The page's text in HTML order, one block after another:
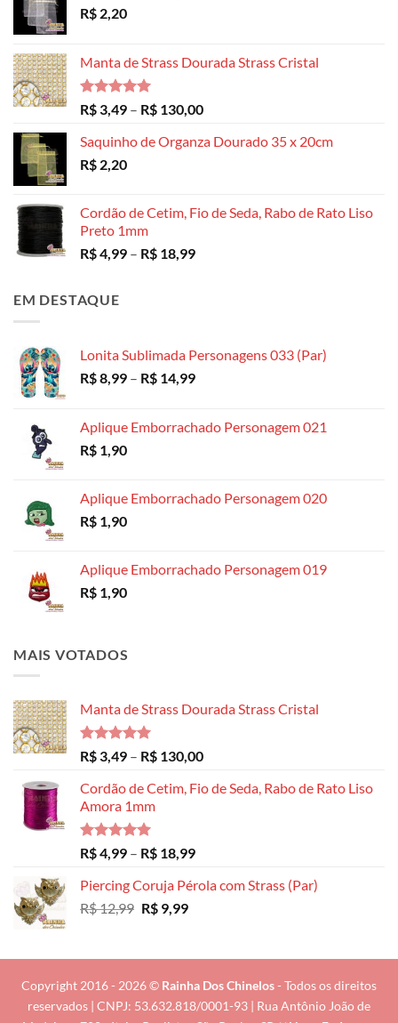
R$ 2,20
Manta de Strass Dourada Strass Cristal
Avaliação
5.00
de 5
R$ 3,49 – R$ 130,00Faixa
preço:
Saquinho de Organza Dourado 35 x 20cm
R$ 2,20
Cordão de Cetim, Fio de Seda, Rabo de Rato Liso
Preto 1mm
R$4,99 – R$ 18,99Faixa
EM DESTAQUE
Lonita Sublimada Personagens 033 (Par)
R$8,99 – R$ 14,99Faixa
R$ 8,99
Aplique Emborrachado Personagem 021
R$ 1,90
Aplique Emborrachado Personagem 020
R$ 1,90
Aplique Emborrachado Personagem 019
R$ 1,90
MAIS VOTADOS
Manta de Strass Dourada Strass Cristal
Avaliação
5.00
de 5
R$ 3,49 – R$ 130,00Faixa
preço:
Cordão de Cetim, Fio de Seda, Rabo de Rato Liso
Amora 1mm
Avaliação
5.00
de 5
R$4,99 – R$ 18,99Faixa
preço:
Piercing Coruja Pérola com Strass (Par)
R$12,99 O
era:
R$ 12,99.
R$9,99O
é:
R$ 9,99.
Copyright 2016 - 2026 © Rainha Dos Chinelos- Todos os direitos
reservados | CNPJ: 53.632.818/0001-93 | Rua Antônio João de